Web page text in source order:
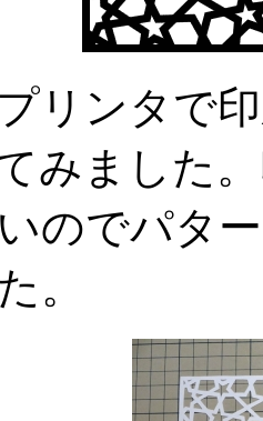
リンタで
みました
のでパタ
。